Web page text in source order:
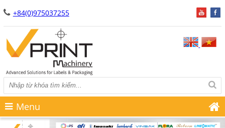
+84(0)975037255
Menu